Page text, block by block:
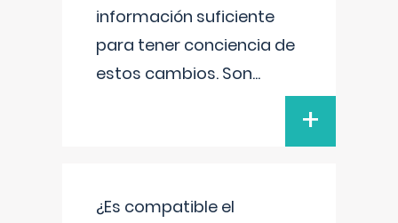
información suficiente
para tener conciencia de
estos cambios. Son...
+
¿Es compatible el